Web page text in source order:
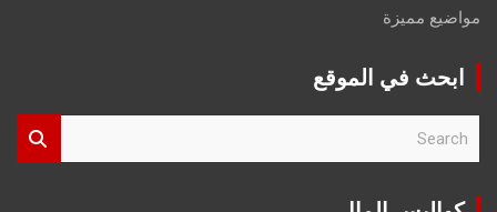
مواضيع مميزة
ابحث في الموقع
r